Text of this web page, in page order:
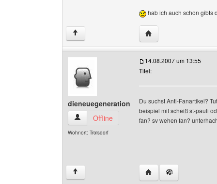
hab ich auch schon gibts
↑ Website dieses
dieneuegeneration
dieneuegeneration Benutzer-Profile anzeigen
Offline
Wohnort: Troisdorf
14.08.2007 um 13:55
Titel:
Du suchst Anti-Fanartikel?
beispiel mit scheiß st-pauli
fan? sv wehen fan?
↑ Website dieses